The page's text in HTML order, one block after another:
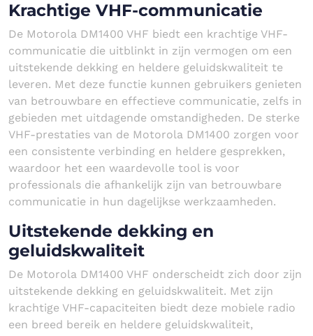
Krachtige VHF-communicatie
De Motorola DM1400 VHF biedt een krachtige VHF-
communicatie die uitblinkt in zijn vermogen om een
uitstekende dekking en heldere geluidskwaliteit te
leveren. Met deze functie kunnen gebruikers genieten
van betrouwbare en effectieve communicatie, zelfs in
gebieden met uitdagende omstandigheden. De sterke
VHF-prestaties van de Motorola DM1400 zorgen voor
een consistente verbinding en heldere gesprekken,
waardoor het een waardevolle tool is voor
professionals die afhankelijk zijn van betrouwbare
communicatie in hun dagelijkse werkzaamheden.
Uitstekende dekking en
geluidskwaliteit
De Motorola DM1400 VHF onderscheidt zich door zijn
uitstekende dekking en geluidskwaliteit. Met zijn
krachtige VHF-capaciteiten biedt deze mobiele radio
een breed bereik en heldere geluidskwaliteit,